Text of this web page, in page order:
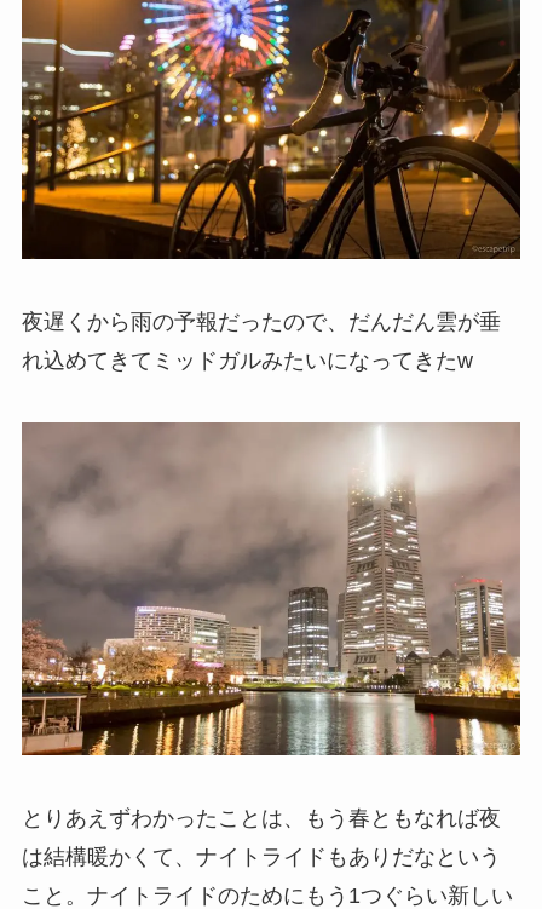
夜遅くから雨の予報だったので、だんだん雲が垂
れ込めてきてミッドガルみたいになってきたw
とりあえずわかったことは、もう春ともなれば夜
は結構暖かくて、ナイトライドもありだなという
こと。ナイトライドのためにもう1つぐらい新しい